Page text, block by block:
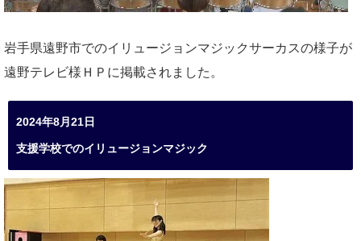
岩手県遠野市でのイリュージョンマジックサーカスの様子が
遠野テレビ様ＨＰに掲載されました。
2024年8月21日
支援学校でのイリュージョンマジック